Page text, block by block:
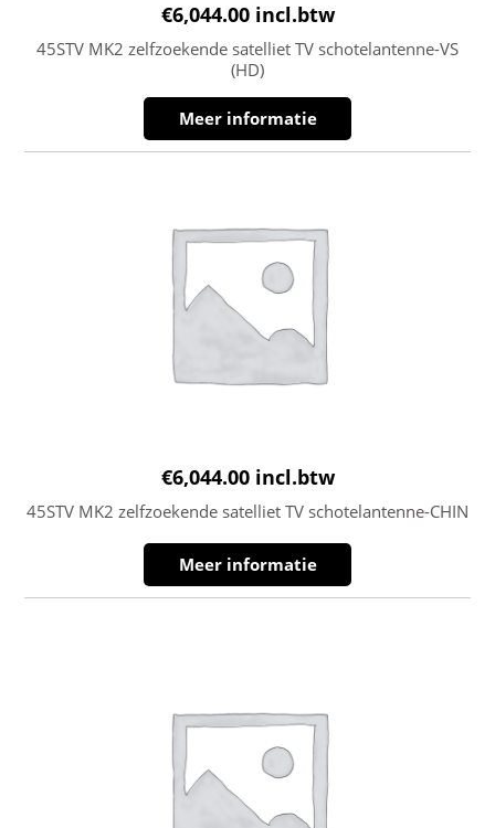
€6,044.00 incl.btw
45STV MK2 zelfzoekende satelliet TV schotelantenne-VS
(HD)
Meer informatie
€6,044.00 incl.btw
45STV MK2 zelfzoekende satelliet TV schotelantenne-CHIN
Meer informatie